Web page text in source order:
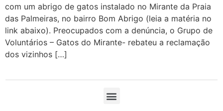
com um abrigo de gatos instalado no Mirante da Praia
das Palmeiras, no bairro Bom Abrigo (leia a matéria no
link abaixo). Preocupados com a denúncia, o Grupo de
Voluntários – Gatos do Mirante- rebateu a reclamação
dos vizinhos […]